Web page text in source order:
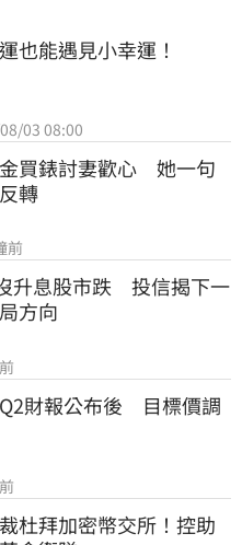
也能遇見小幸運！
03 08:00
買錶討妻歡心　她一句
轉
前
升息股市跌　投信揭下一
方向
財報公布後　目標價調
杜拜加密幣交所！控助